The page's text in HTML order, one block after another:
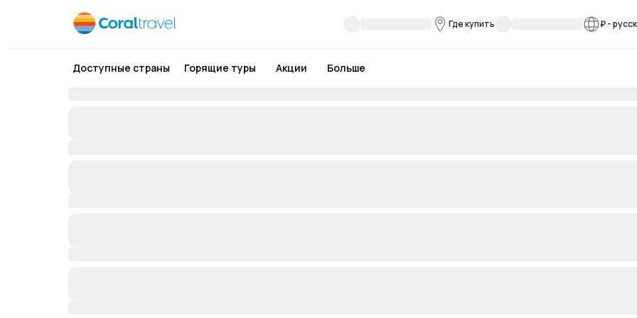
Где купить ₽-
Доступные страны Горящие туры Акции Больше